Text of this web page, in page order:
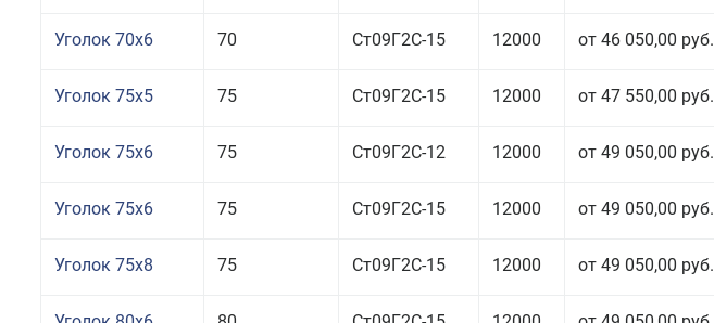
Уголок 70x6 70 Ст09Г2С-15 12000 от 46 050,00 руб.
Уголок 75x5 75 Ст09Г2С-15 12000 от 47 550,00 руб.
Уголок 75x6 75 Ст09Г2С-12 12000 от 49 050,00 руб.
Уголок 75x6 75 Ст09Г2С-15 12000 от 49 050,00 руб.
Уголок 75x8 75 Ст09Г2С-15 12000 от 49 050,00 руб.